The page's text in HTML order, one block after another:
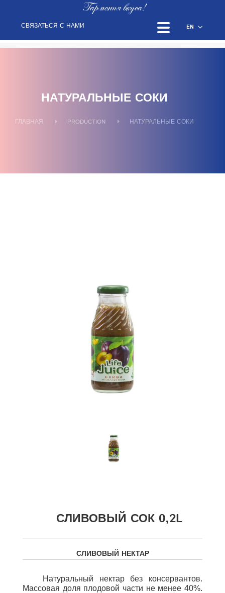
Гармония вкуса!
EN
СВЯЗАТЬСЯ С НАМИ
НАТУРАЛЬНЫЕ СОКИ
ГЛАВНАЯ PRODUCTION НАТУРАЛЬНЫЕ СОКИ
СЛИВОВЫЙ СОК 0,2L
СЛИВОВЫЙ НЕКТАР
Натуральный нектар без консервантов.
Массовая доля плодовой части не менее 40%.